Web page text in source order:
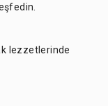
lezzetlerinde